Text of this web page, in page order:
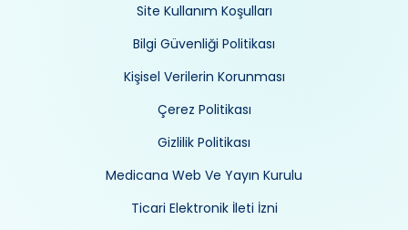
Site Kullanım Koşulları
Bilgi Güvenliği Politikası
Kişisel Verilerin Korunması
Çerez Politikası
Gizlilik Politikası
Medicana Web Ve Yayın Kurulu
Ticari Elektronik İleti İzni